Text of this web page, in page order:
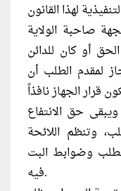
صاحبة الولاية
أو كان للدائن
لمقدم الطلب أن
قرار الجهاز نافذاً
حق الانتفاع
وتنظم اللائحة
وضوابط البت
فيه.